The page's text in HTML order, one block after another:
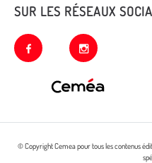
SUR LES RÉSEAUX
facebook instagram
© Copyright Cemea pour tous les contenus